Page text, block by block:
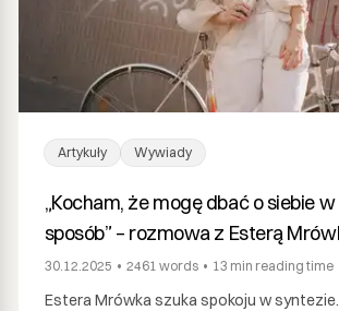
Artykuły Wywiady
„Kocham, że mogę dbać o siebie
sposób” – rozmowa z Esterą
balansie, błędach i nadziei.
30.12.2025 • 2461 words • 13 min reading time
Estera Mrówka szuka spokoju w